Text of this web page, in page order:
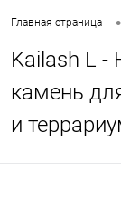
Главная страница •
Kailash L -
камень
и